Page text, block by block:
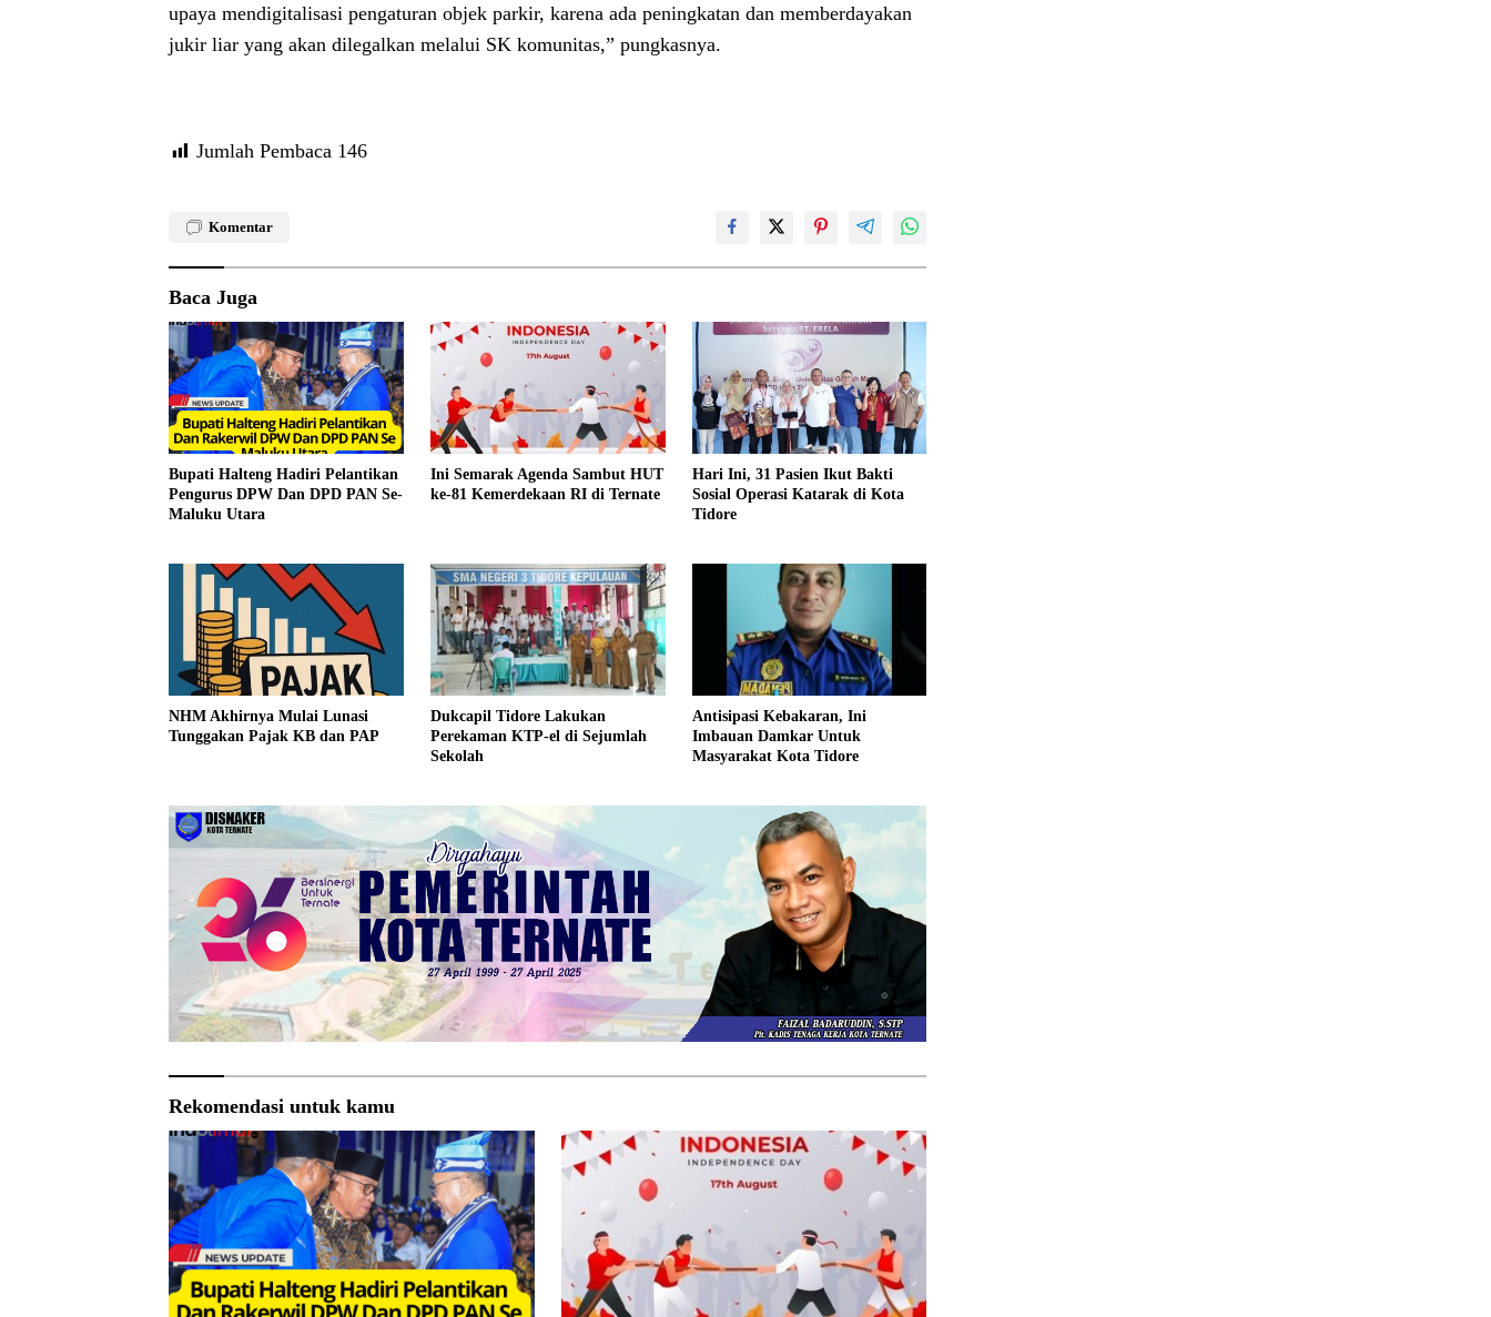
upaya mendigitalisasi pengaturan objek parkir, karena ada peningkatan dan memberdayakan
jukir liar yang akan dilegalkan melalui SK komunitas,” pungkasnya.
Jumlah Pembaca 146
Komentar
Baca Juga
Bupati Halteng Hadiri Pelantikan
Pengurus DPW Dan DPD PAN Se-
Maluku Utara
Ini Semarak Agenda Sambut HUT
ke-81 Kemerdekaan RI di Ternate
Hari Ini, 31 Pasien Ikut Bakti
Sosial Operasi Katarak di Kota
Tidore
NHM Akhirnya Mulai Lunasi
Tunggakan Pajak KB dan PAP
Dukcapil Tidore Lakukan
Perekaman KTP-el di Sejumlah
Sekolah
Antisipasi Kebakaran, Ini
Imbauan Damkar Untuk
Masyarakat Kota Tidore
Rekomendasi untuk kamu